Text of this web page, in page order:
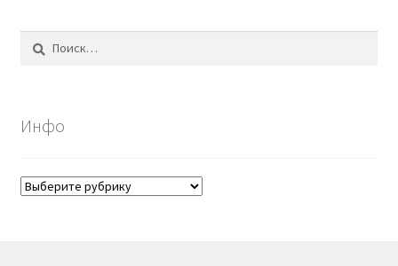
Найти:
Инфо
Инфо